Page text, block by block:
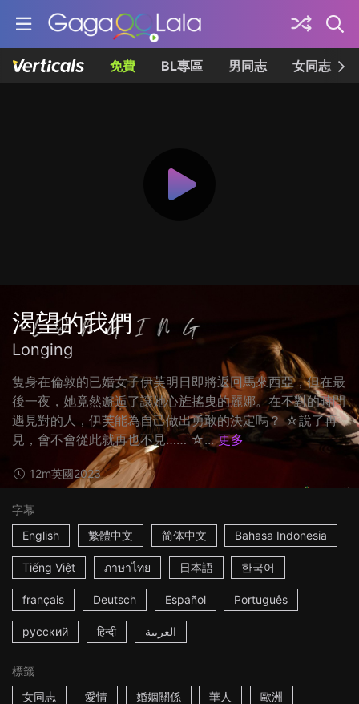
免費 BL專區 男同志 女同志
渴望的我們
Longing
隻身在倫敦的已婚女子伊芙明日即將返回馬來西亞，但在最
後一夜，她竟然邂逅了讓她心旌搖曳的麗娜。在不對的時間
遇見對的人，伊芙能為自己做出勇敢的決定嗎？ ☆說了再
見，會不會從此就再也不見…… ☆... 更多
12m英國2023
字幕
English
繁體中文 简体中文 Bahasa Indonesia
Tiếng Việt ภาษาไทย 日本語 한국어
français Deutsch Español Português
русский हिन्दी العربية
標籤
女同志
愛情 婚姻關係 華人 歐洲